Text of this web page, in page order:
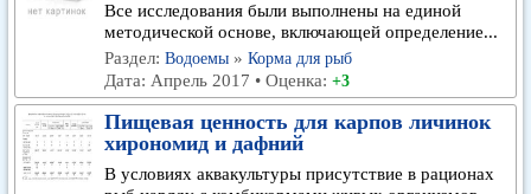
Все исследования были выполнены на единой
методической основе, включающей определение...
Раздел: Водоемы » Корма для рыб
Дата: Апрель 2017 • Оценка: +3
Пищевая ценность для карпов личинок
хирономид и дафний
В условиях аквакультуры присутствие в рационах